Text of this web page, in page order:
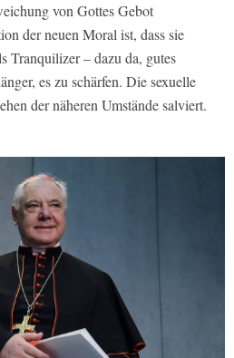
von Gottes Gebot
der neuen Moral ist, dass sie
Tranquilizer – dazu da, gutes
es zu schärfen. Die sexuelle
der näheren Umstände salviert.